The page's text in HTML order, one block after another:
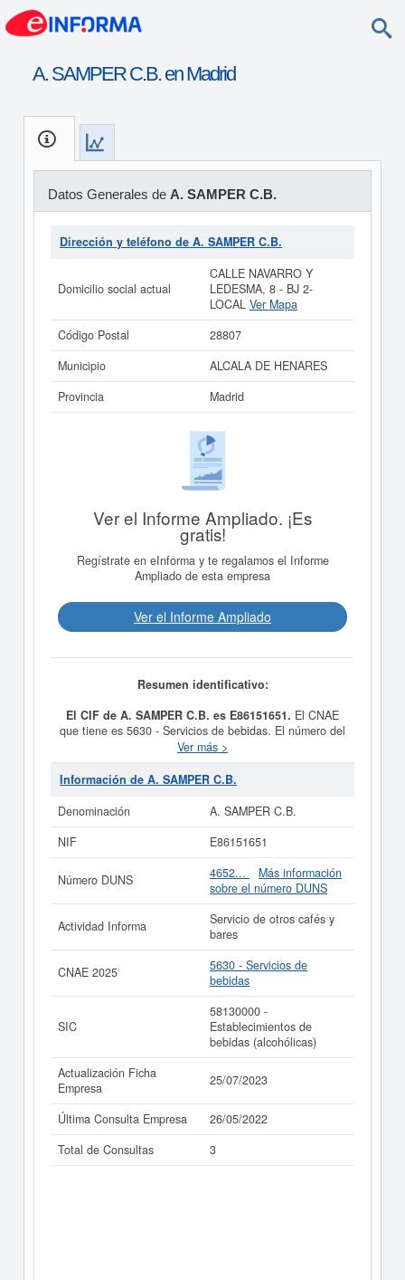
A. SAMPER C.B. en Madrid
Datos Generales de A. SAMPER C.B.
Dirección y teléfono de A. SAMPER C.B.
Domicilio social actual
CALLE NAVARRO Y
LEDESMA, 8 - BJ 2-
LOCAL Ver Mapa
Código Postal
28807
Municipio
ALCALA DE HENARES
Provincia
Madrid
Ver el Informe Ampliado. ¡Es
gratis!
Regístrate en eInforma y te regalamos el Informe
Ampliado de esta empresa
Ver el Informe Ampliado
Resumen identificativo:
El CIF de A. SAMPER C.B. es E86151651. El CNAE
que tiene es 5630 - Servicios de bebidas. El número del
SIC correspondiente a la empresa
el 58130000. Esta ficha de empresa se ha consultado
un total de 3. La última consulta ha sido el 26/05/2022.
subvenciones a las que puede optar esta empresa.
Si está interesado en conocer más datos de la empresa
A. SAMPER C.B. puede
acceder inmediatamente a este
de A. SAMPER C.B. y consultar los
resultados de sus años de actividad, así como los
balances y cuentas de resultados disponibles.
La última actualización del informe de empresa se ha
realizado el 25/07/2023.
Ver más >
Información de A. SAMPER C.B.
Denominación
A. SAMPER C.B.
NIF
E86151651
Número DUNS 4652...
Más información
sobre el número DUNS
Actividad Informa
Servicio de otros cafés y
bares
CNAE 2025
5630 - Servicios de
bebidas
SIC
58130000 -
Establecimientos de
bebidas (alcohólicas)
Actualización Ficha
Empresa
25/07/2023
Última Consulta Empresa
26/05/2022
Total de Consultas
3